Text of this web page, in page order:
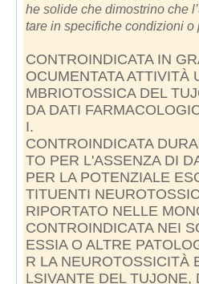
he solide che dimostrino che
tare in specifiche condizioni o
CONTROINDICATA IN
OCUMENTATA ATTIVITÀ
MBRIOTOSSICA DEL
DA DATI
I.
CONTROINDICATA
TO PER L'ASSENZA DI
PER LA POTENZIALE
TITUENTI
RIPORTATO NELLE
CONTROINDICATA NEI
ESSIA O ALTRE
R LA NEUROTOSSICITÀ
LSIVANTE DEL TUJONE,